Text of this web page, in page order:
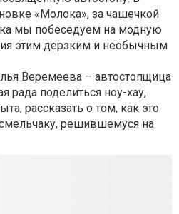
«Молока», за чашечкой
мы побеседуем на модную
этим дерзким и необычным
Веремеева – автостопщица
рада поделиться ноу-хау,
рассказать о том, как это
смельчаку, решившемуся на